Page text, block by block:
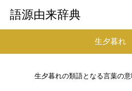
語源由来辞典
生夕暮れ
生夕暮れの類語となる言葉の意